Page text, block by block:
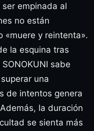
empinada al
no están
«muere y reintenta».
la esquina tras
sabe
una
de intentos genera
la duración
se sienta más